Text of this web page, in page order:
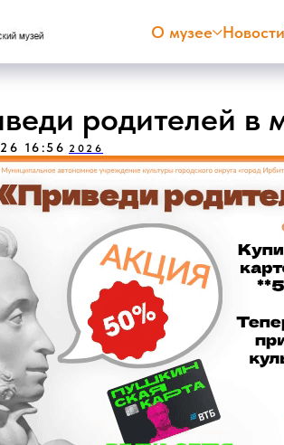
О музее Новости
родителей в
16:56 2026